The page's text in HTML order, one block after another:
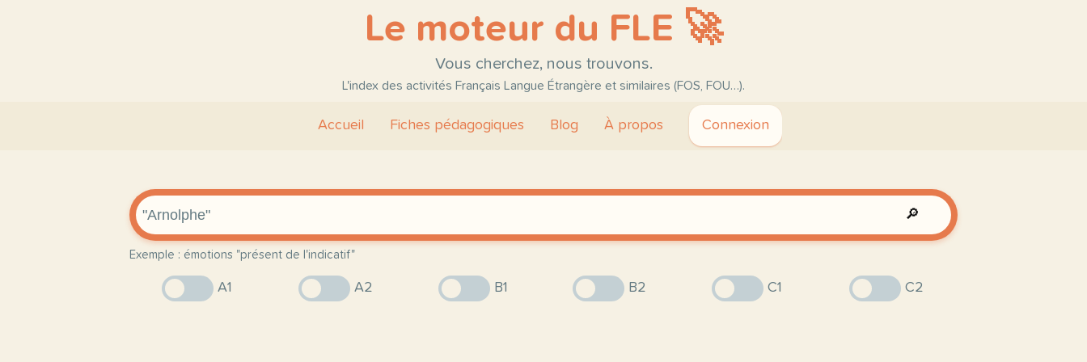
Le moteur du FLE 🚀
Vous cherchez, nous trouvons.
L'index des activités Français Langue Étrangère et similaires (FOS, FOU…).
Accueil Fiches pédagogiques Blog À propos Connexion
🔎
Exemple : émotions "présent de l'indicatif"
A1 A2 B1 B2 C1 C2